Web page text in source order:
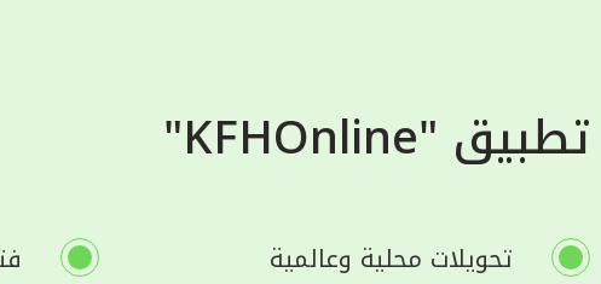
تطبيق "KFHOnline"
تحويلات محلية وعالمية